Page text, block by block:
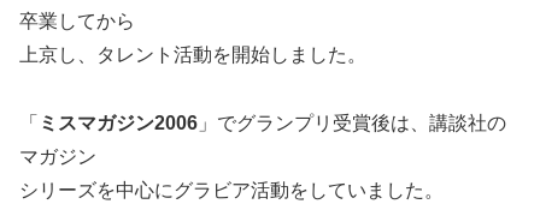
卒業してから
上京し、タレント活動を開始しました。
「 ミスマガジン2006 」でグランプリ受賞後は、講談社の
マガジン
シリーズを中心にグラビア活動をしていました。